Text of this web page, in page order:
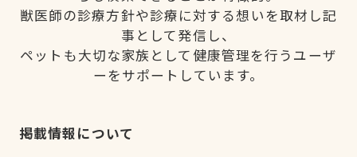
獣医師の診療方針や診療に対する想いを取材し記
事として発信し、
ペットも大切な家族として健康管理を行うユーザ
ーをサポートしています。
掲載情報について